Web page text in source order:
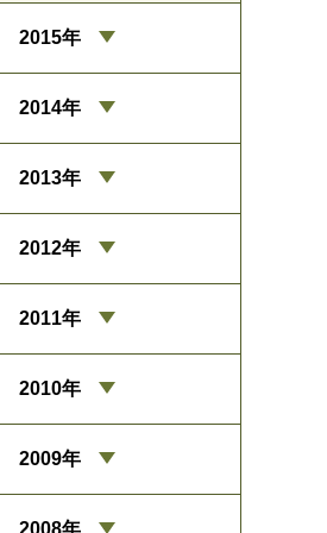
2015年
2014年
2013年
2012年
2011年
2010年
2009年
2008年